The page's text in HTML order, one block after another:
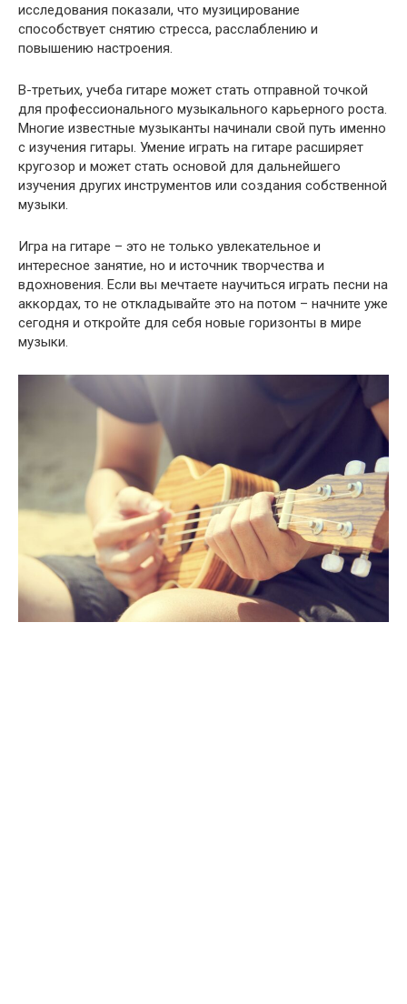
исследования показали, что музицирование
способствует снятию стресса, расслаблению и
повышению настроения.
В-третьих, учеба гитаре может стать отправной точкой
для профессионального музыкального карьерного роста.
Многие известные музыканты начинали свой путь именно
с изучения гитары. Умение играть на гитаре расширяет
кругозор и может стать основой для дальнейшего
изучения других инструментов или создания собственной
музыки.
Игра на гитаре – это не только увлекательное и
интересное занятие, но и источник творчества и
вдохновения. Если вы мечтаете научиться играть песни на
аккордах, то не откладывайте это на потом – начните уже
сегодня и откройте для себя новые горизонты в мире
музыки.